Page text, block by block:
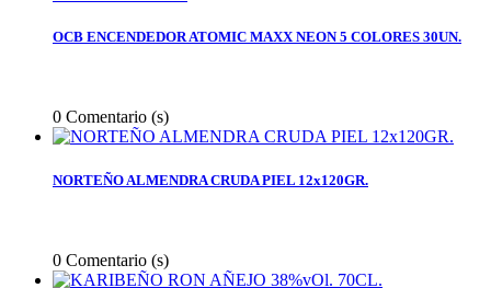
OCB ENCENDEDOR ATOMIC MAXX NEON 5 COLORES 30UN.
0 Comentario (s)
NORTEÑO ALMENDRA CRUDA PIEL 12x120GR.
0 Comentario (s)